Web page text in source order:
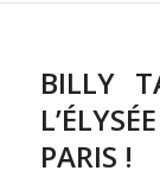
BILLY
PARIS !